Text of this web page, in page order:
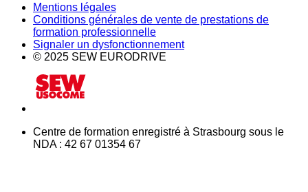
Mentions légales
Conditions générales de vente de prestations de
formation professionnelle
Signaler un dysfonctionnement
© 2025 SEW EURODRIVE
Centre de formation enregistré à Strasbourg sous le
NDA : 42 67 01354 67